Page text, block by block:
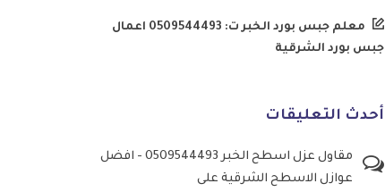
معلم جبس بورد الخبر ت: 0509544493 اعمال
جبس بورد الشرقية
أحدث التعليقات
مقاول عزل اسطح الخبر 0509544493 - افضل
عوازل الاسطح الشرقية على